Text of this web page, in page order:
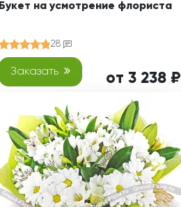
Букет на усмотрение флориста
28
Заказать от 3 238 ₽